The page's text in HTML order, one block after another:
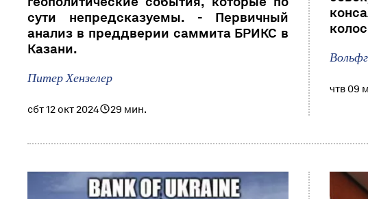
сути непредсказуемы. - Первичный
анализ в преддверии саммита БРИКС в
Казани.
Питер Хензелер
сбт 12 окт 2024 29 мин.
чтв 09